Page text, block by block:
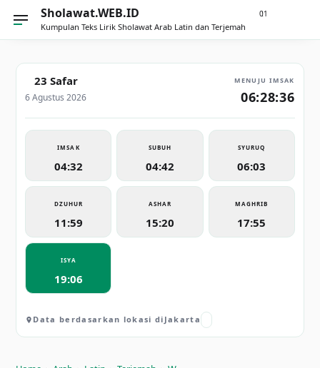
Sholawat.WEB.ID
Kumpulan Teks Lirik Sholawat Arab Latin dan Terjemah
21
0
23 Safar
6 Agustus 2026
MENUJU IMSAK
06:28:35
IMSAK
04:32
SUBUH
04:42
SYURUQ
06:03
DZUHUR
11:59
ASHAR
15:20
MAGHRIB
17:55
ISYA
19:06
Data berdasarkan lokasi di Jakarta